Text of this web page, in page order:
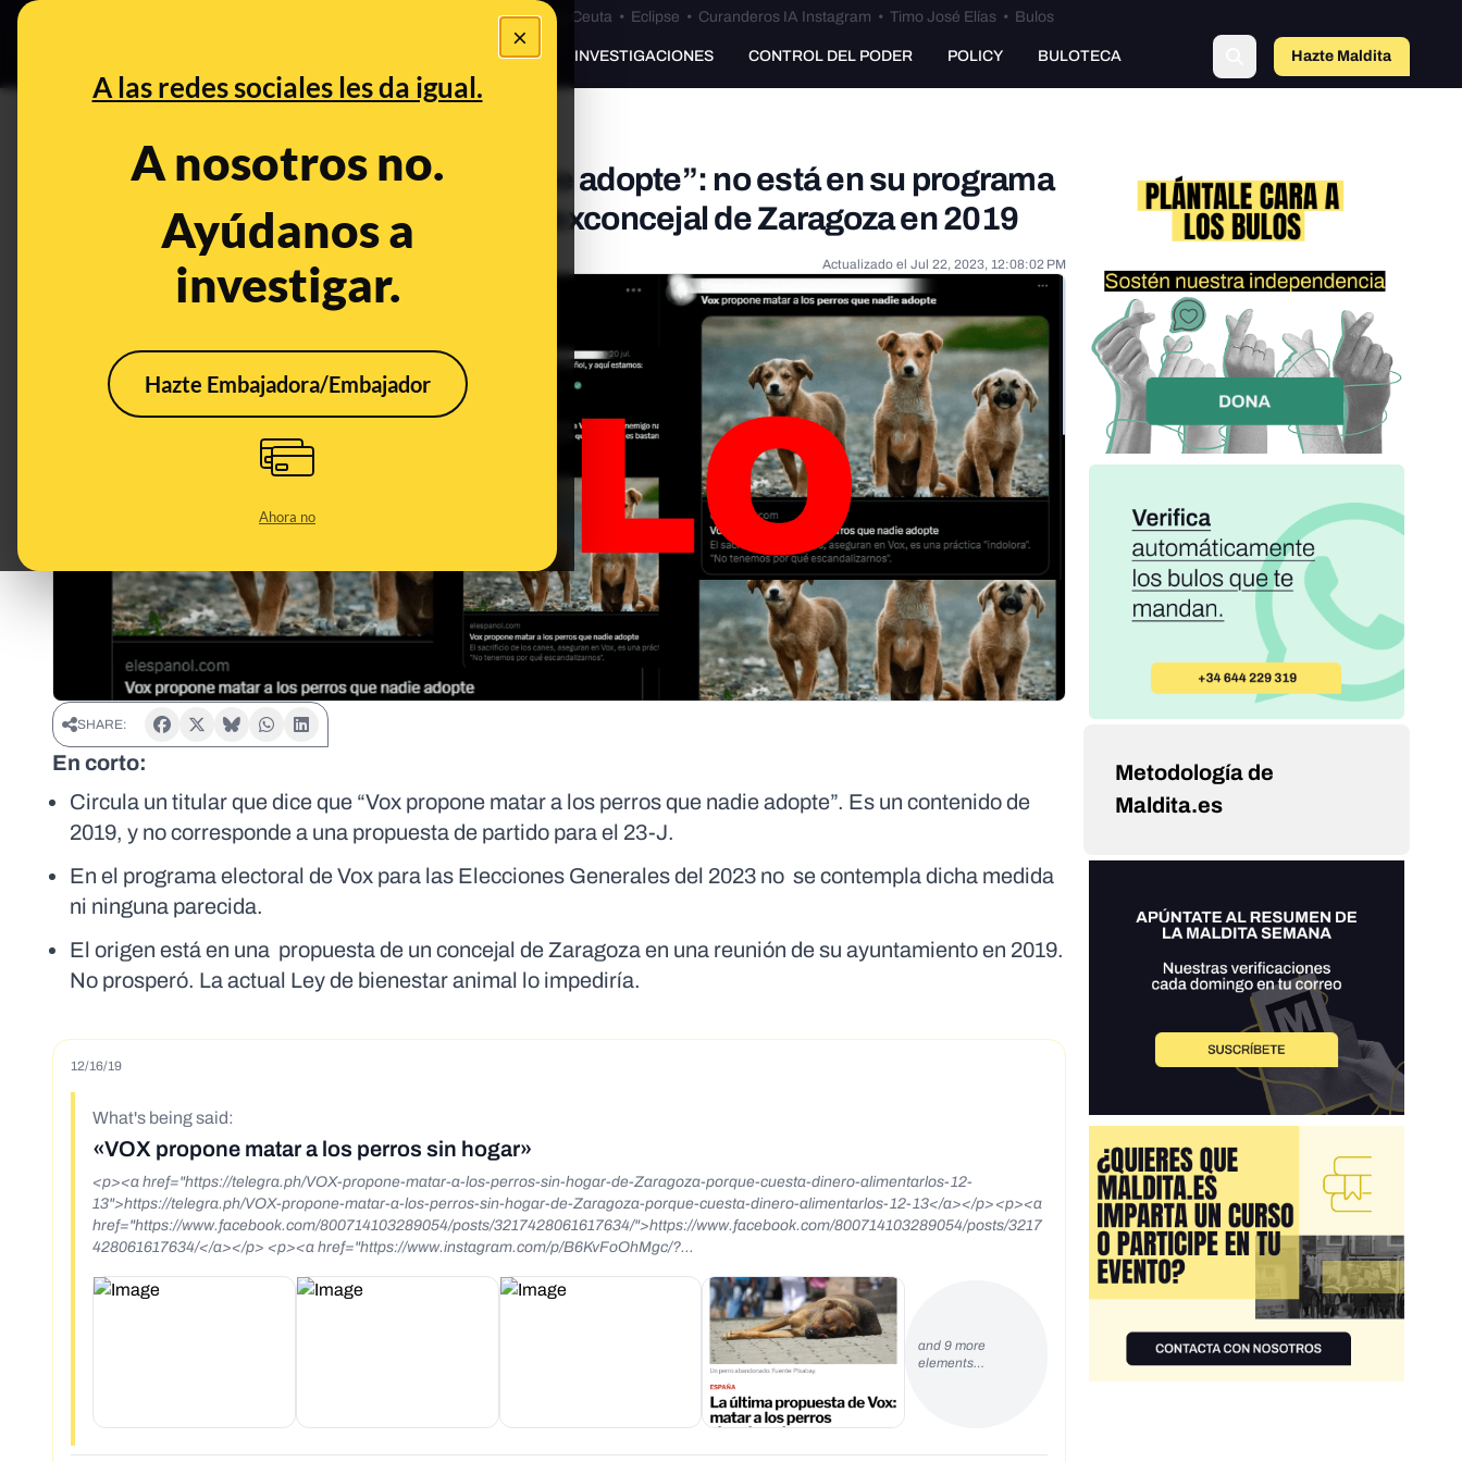
×
A las redes sociales les da igual.
A nosotros no.
Ayúdanos a
investigar.
Hazte Embajadora/Embajador
Ahora no
Especial Ceuta•Bulos Ceuta • Eclipse • Curanderos IA Instagram • Timo José Elías • Bulos
PREBUNKING INVESTIGACIONES CONTROL DEL PODER POLICY BULOTECA Hazte Maldita
VOX y “matar a los perros que nadie adopte”: no está en su programa
del 23-J, son declaraciones de un exconcejal de Zaragoza en 2019
Jul 22, 2023, 12:06:52 PM Actualizado el Jul 22, 2023, 12:08:02 PM
SHARE:
En corto:
Circula un titular que dice que “Vox propone matar a los perros que nadie adopte”. Es un contenido de
2019, y no corresponde a una propuesta de partido para el 23-J.
En el programa electoral de Vox para las Elecciones Generales del 2023 no se contempla dicha medida
ni ninguna parecida.
El origen está en una propuesta de un concejal de Zaragoza en una reunión de su ayuntamiento en 2019.
No prosperó. La actual Ley de bienestar animal lo impediría.
12/16/19
What's being said:
«VOX propone matar a los perros sin hogar»
<p><a href="https://telegra.ph/VOX-propone-matar-a-los-perros-sin-hogar-de-Zaragoza-porque-cuesta-dinero-alimentarlos-12-
13">https://telegra.ph/VOX-propone-matar-a-los-perros-sin-hogar-de-Zaragoza-porque-cuesta-dinero-alimentarlos-12-13</a></p> <p><a
href="https://www.facebook.com/800714103289054/posts/3217428061617634/">https://www.facebook.com/800714103289054/posts/3217
428061617634/</a></p> <p><a href="https://www.instagram.com/p/B6KvFoOhMgc/?
Zaragoza ha propuesto replantear el &quot;protocolo de actuaci&oacute;n&quot; con los animales &quot;inadoptables&quot; en el Centro
de Protecci&oacute;n Municipal (CMPA). Y, entre ellos se incluye a los perros &quot;sin raza reconocibles, viejos, enfermos y potencialmente
peligrosos&quot;.</p> <p>Tras las mujeres, los inmigrantes, los homosexuales, los periodistas, los profesores y un largu&iacute;simo
etc&eacute;tera, la extrema derecha se ha fijado un nuevo enemigo: los animales abandonados. Un problema que&nbsp;<strong>Julio
Calvo</strong>, concejal de&nbsp;<a href="https://www.elplural.com/tag/vox" target="_self">Vox&nbsp;</a>en&nbsp;<a
href="https://www.elplural.com/tag/zaragoza" target="_self">Zaragoza</a>, ha propuesto solucionar mat&aacute;ndolos a todos, porque
mantenerlos con vida sale cara&nbsp;a la ciudadan&iacute;a.</p> <p>&ldquo;Estoy planteando en tema de la eutanasia,<strong>&nbsp;el
and 9 more
elements…
Metodología de
Maldita.es